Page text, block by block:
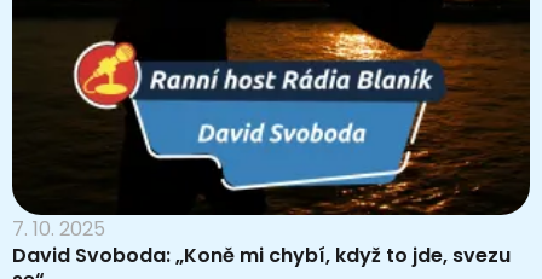
7. 10. 2025
David Svoboda: „Koně mi chybí, když to jde, svezu